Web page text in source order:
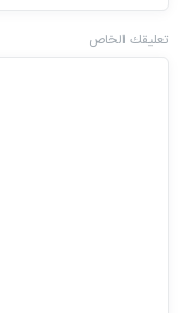
تعليقك الخاص